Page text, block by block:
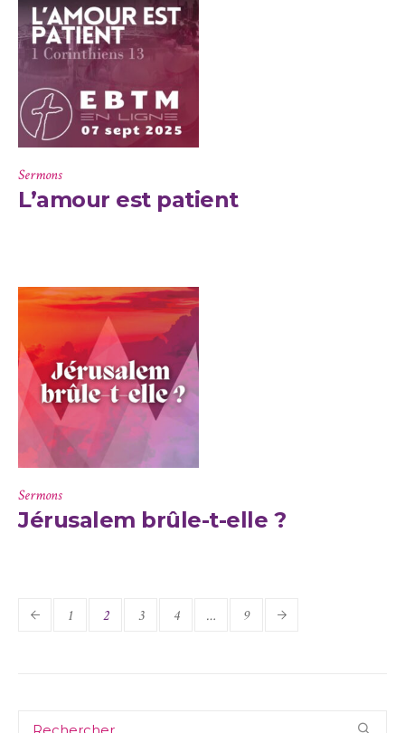
Sermons
L’amour est patient
Sermons
Jérusalem brûle-t-elle ?
1 2 3 4 … 9